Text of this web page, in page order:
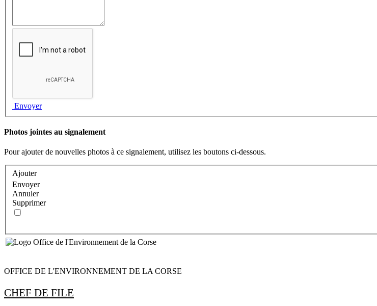
Envoyer
Photos jointes au signalement
Pour ajouter de nouvelles photos à ce signalement, utilisez les boutons ci-dessous.
Ajouter
Envoyer
Annuler
Supprimer
OFFICE DE L'ENVIRONNEMENT DE LA CORSE
CHEF DE FILE